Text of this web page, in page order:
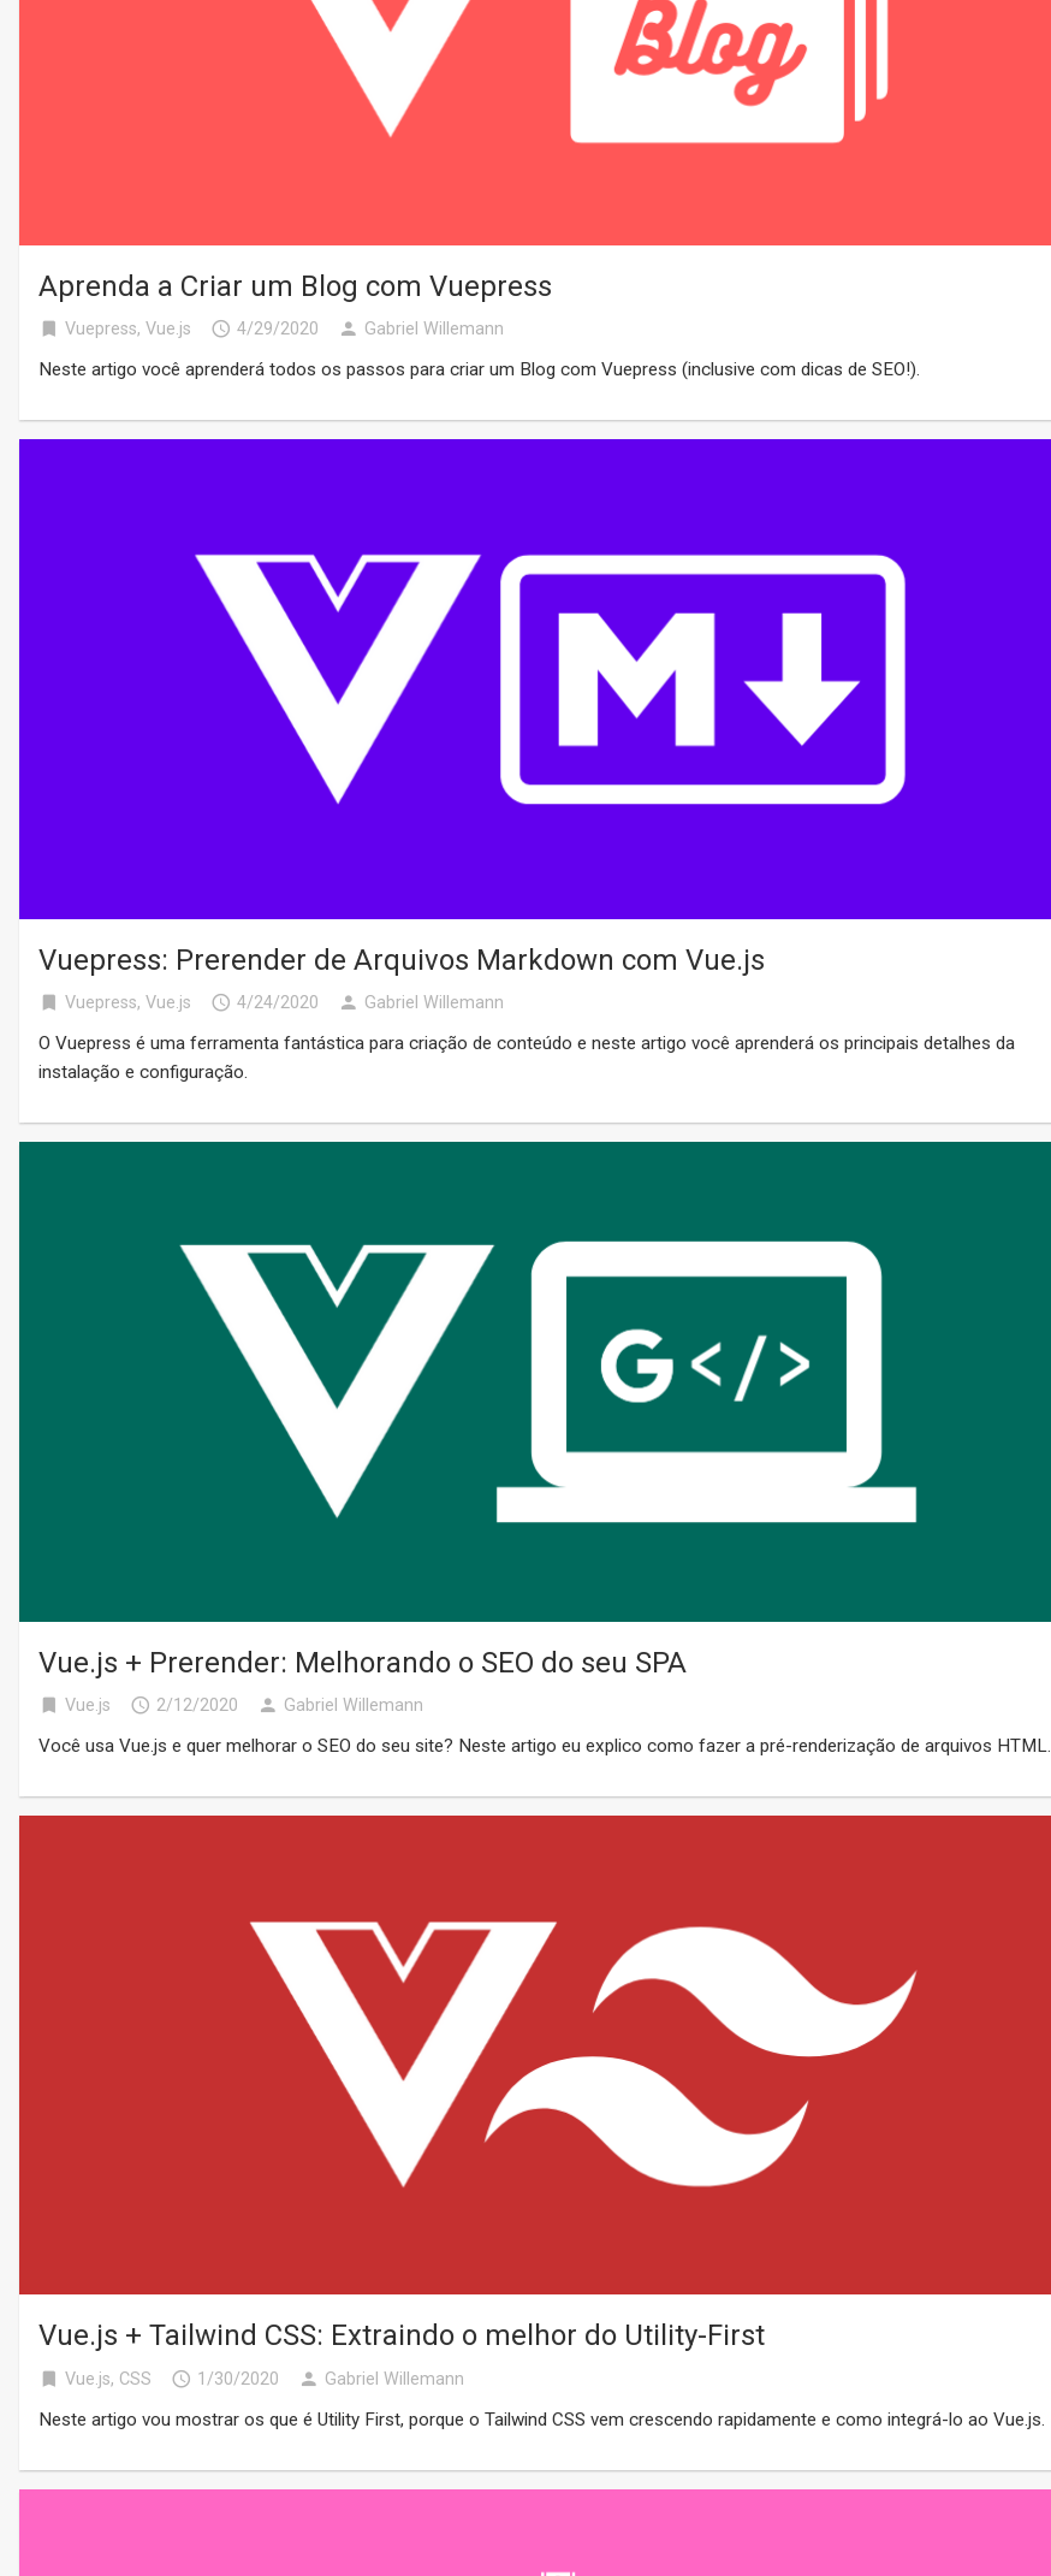
Aprenda a Criar um Blog com Vuepress
bookmark Vuepress, Vue.js access_time 4/29/2020 person Gabriel Willemann
Neste artigo você aprenderá todos os passos para criar um Blog com Vuepress (inclusive com dicas de SEO!).
Vuepress: Prerender de Arquivos Markdown com Vue.js
bookmark Vuepress, Vue.js access_time 4/24/2020 person Gabriel Willemann
O Vuepress é uma ferramenta fantástica para criação de conteúdo e neste artigo você aprenderá os principais detalhes da
instalação e configuração.
Vue.js + Prerender: Melhorando o SEO do seu SPA
bookmark Vue.js access_time 2/12/2020 person Gabriel Willemann
Você usa Vue.js e quer melhorar o SEO do seu site? Neste artigo eu explico como fazer a pré-renderização de arquivos HTML.
Vue.js + Tailwind CSS: Extraindo o melhor do Utility-First
bookmark Vue.js, CSS access_time 1/30/2020 person Gabriel Willemann
Neste artigo vou mostrar os que é Utility First, porque o Tailwind CSS vem crescendo rapidamente e como integrá-lo ao Vue.js.